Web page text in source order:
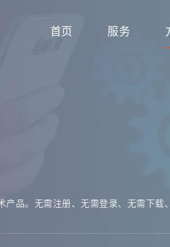
首页 服务
品。无需注册、无需登录、无需下